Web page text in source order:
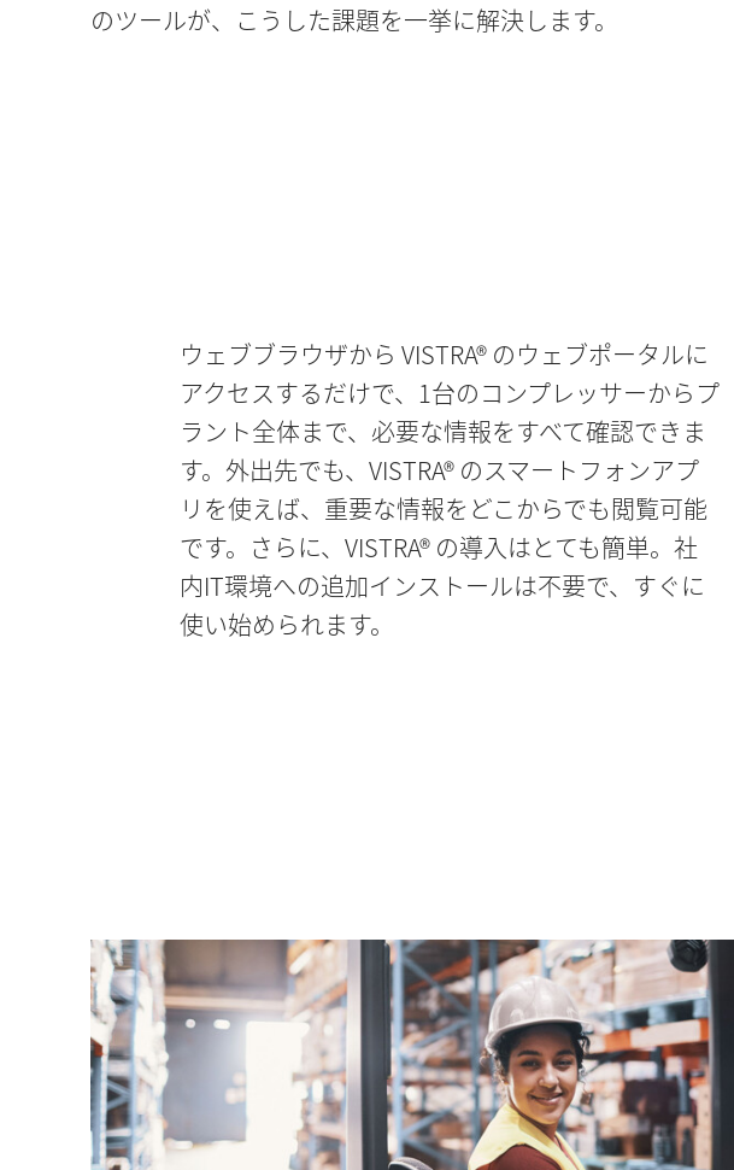
のツールが、こうした課題を一挙に解決します。
ウェブブラウザから VISTRA® のウェブポータルに
アクセスするだけで、1台のコンプレッサーからプ
ラント全体まで、必要な情報をすべて確認できま
す。外出先でも、VISTRA® のスマートフォンアプ
リを使えば、重要な情報をどこからでも閲覧可能
です。さらに、VISTRA® の導入はとても簡単。社
内IT環境への追加インストールは不要で、すぐに
使い始められます。